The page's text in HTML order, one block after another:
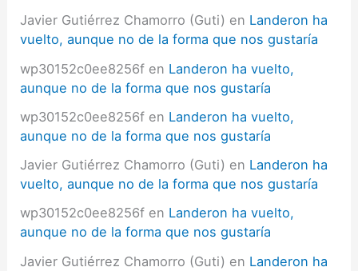
Javier Gutiérrez Chamorro (Guti) en Landeron ha
vuelto, aunque no de la forma que nos gustaría
wp30152c0ee8256f en Landeron ha vuelto,
aunque no de la forma que nos gustaría
wp30152c0ee8256f en Landeron ha vuelto,
aunque no de la forma que nos gustaría
Javier Gutiérrez Chamorro (Guti) en Landeron ha
vuelto, aunque no de la forma que nos gustaría
wp30152c0ee8256f en Landeron ha vuelto,
aunque no de la forma que nos gustaría
Javier Gutiérrez Chamorro (Guti) en Landeron ha